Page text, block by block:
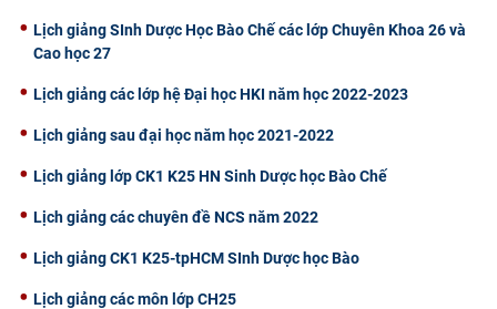
Lịch giảng SInh Dược Học Bào Chế các lớp Chuyên Khoa 26 và
Cao học 27
Lịch giảng các lớp hệ Đại học HKI năm học 2022-2023
Lịch giảng sau đại học năm học 2021-2022
Lịch giảng lớp CK1 K25 HN Sinh Dược học Bào Chế
Lịch giảng các chuyên đề NCS năm 2022
Lịch giảng CK1 K25-tpHCM SInh Dược học Bào
Lịch giảng các môn lớp CH25